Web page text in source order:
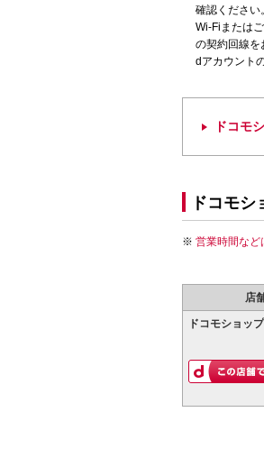
確認ください。
Wi-Fiまたは
の契約回線を
dアカウント
ドコモ
ドコモシ
営業時間など
店
ドコモショッ